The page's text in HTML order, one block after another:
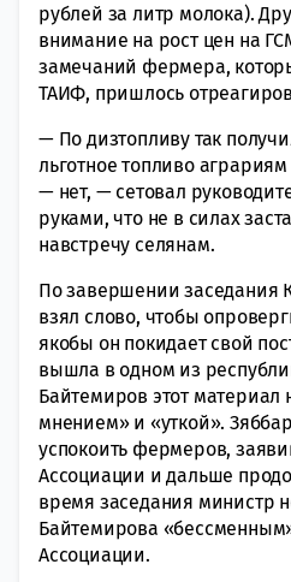
рублей за литр молока).
внимание на рост цен на
замечаний фермера,
ТАИФ, пришлось
— По дизтопливу так
льготное топливо
— нет, — сетовал
руками, что не в силах
навстречу селянам.
По завершении заседания
взял слово, чтобы
якобы он покидает свой
вышла в одном из
Байтемиров этот материал
мнением» и «уткой».
успокоить фермеров,
Ассоциации и дальше
время заседания министр
Байтемирова
Ассоциации.